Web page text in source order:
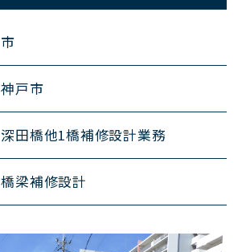
市
神戸市
深田橋他1橋補修設計業務
橋梁補修設計